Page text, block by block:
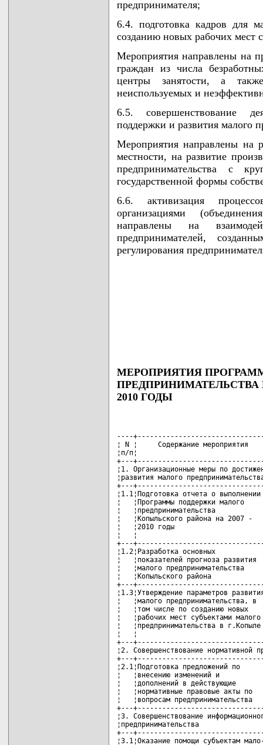
предпринимателя;
6.4. подготовка кадров для
созданию новых рабочих мест
Мероприятия направлены на
граждан из числа
центры занятости, а
неиспользуемых и
6.5. совершенствование
поддержки и развития малого
Мероприятия направлены на
местности, на развитие
предпринимательства с
государственной формы
6.6. активизация
организациями
направлены на
предпринимателей,
регулирования
МЕРОПРИЯТИЯ
ПРЕДПРИНИМАТЕЛЬСТВА
2010 ГОДЫ
----
¦ N ¦     Содержание
¦п/п¦
+---
¦1. Организационные меры по
¦развития малого
+---
¦1.1¦Подготовка отчета о
¦   ¦Программы поддержки малого
¦   ¦предпринимательства
¦   ¦Копыльского района на
¦   ¦2010 годы                      ¦
¦   ¦                               ¦
+---
¦1.2¦Разработка основных
¦   ¦показателей прогноза
¦   ¦малого
¦   ¦Копыльского района
+---
¦1.3¦Утверждение параметров
¦   ¦малого
¦   ¦том числе по созданию
¦   ¦рабочих мест субъектами
¦   ¦предпринимательства в
¦   ¦                               ¦
+---
¦2. Совершенствование
+---
¦2.1¦Подготовка предложений по
¦   ¦внесению изменений и
¦   ¦дополнений в
¦   ¦нормативные правовые
¦   ¦вопросам
+---
¦3. Совершенствование
¦предпринимательства
+---
¦3.1¦Оказание помощи субъектам